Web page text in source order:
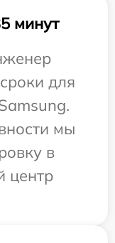
минут
для
мы
в
центр